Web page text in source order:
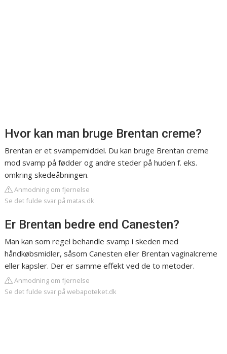
Hvor kan man bruge Brentan creme?
Brentan er et svampemiddel. Du kan bruge Brentan creme
mod svamp på fødder og andre steder på huden f. eks.
omkring skedeåbningen.
Anmodning om fjernelse
Se det fulde svar på matas.dk
Er Brentan bedre end Canesten?
Man kan som regel behandle svamp i skeden med
håndkøbsmidler, såsom Canesten eller Brentan vaginalcreme
eller kapsler. Der er samme effekt ved de to metoder.
Anmodning om fjernelse
Se det fulde svar på webapoteket.dk